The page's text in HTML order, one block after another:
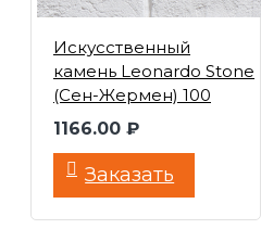
Искусственный
камень Leonardo Stone
(Сен-Жермен) 100
1166.00 ₽
Заказать